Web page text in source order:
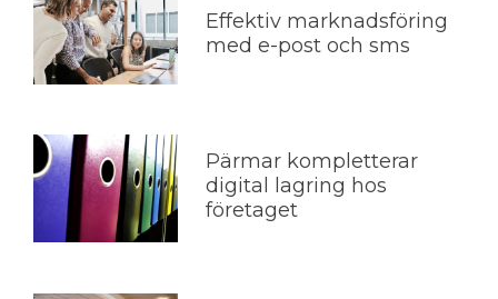
Effektiv marknadsföring
med e-post och sms
Pärmar kompletterar
digital lagring hos
företaget